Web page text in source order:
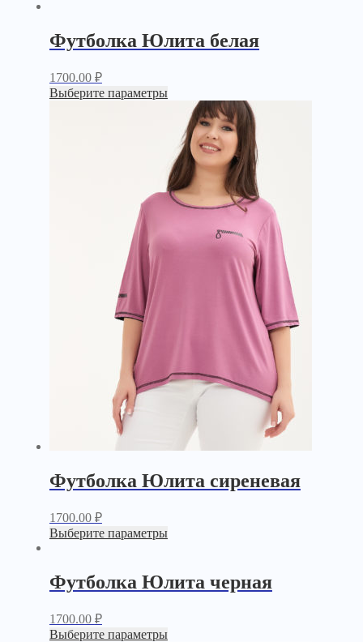
Футболка Юлита белая
1700.00 ₽
Выберите параметры
Футболка Юлита сиреневая
1700.00 ₽
Выберите параметры
Футболка Юлита черная
1700.00 ₽
Выберите параметры